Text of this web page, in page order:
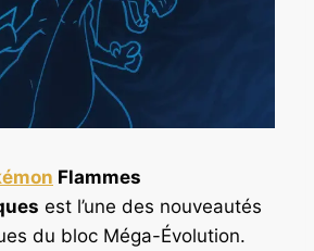
Flammes
est l’une des nouveautés
du bloc Méga-Évolution.